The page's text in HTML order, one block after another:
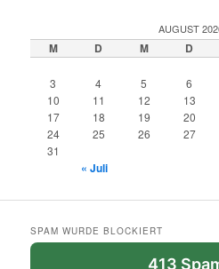
AUGUST
M D M D
3
4 5 6
10
11 12 13
17
18 19 20
24
25 26 27
31
« Juli
SPAM WURDE BLOCKIERT
413